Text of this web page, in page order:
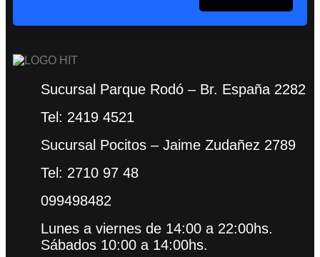
Sucursal Parque Rodó – Br. España 2282
Tel: 2419 4521
Sucursal Pocitos – Jaime Zudañez 2789
Tel: 2710 97 48
099498482
Lunes a viernes de 14:00 a 22:00hs.
Sábados 10:00 a 14:00hs.